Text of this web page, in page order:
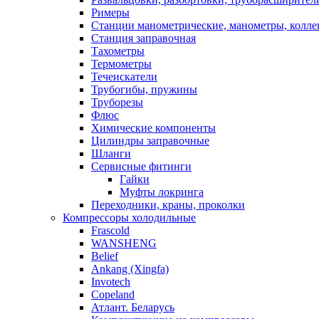
Римеры
Станции манометрические, манометры,
Станция заправочная
Тахометры
Термометры
Течеискатели
Трубогибы, пружины
Труборезы
Флюс
Химические компоненты
Цилиндры заправочные
Шланги
Сервисные фитинги
Гайки
Муфты локринга
Переходники, краны, проколки
Компрессоры холодильные
Frascold
WANSHENG
Belief
Ankang (Xingfa)
Invotech
Copeland
Атлант. Беларусь